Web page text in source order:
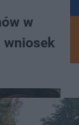
w
wniosek